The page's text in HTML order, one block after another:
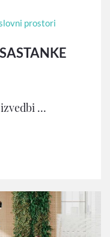
prostori
…